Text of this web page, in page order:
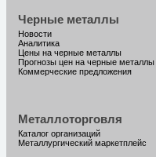
Черные металлы
Новости
Аналитика
Цены на черные металлы
Прогнозы цен на черные металлы
Коммерческие предложения
Металлоторговля
Каталог организаций
Металлургический маркетплейс